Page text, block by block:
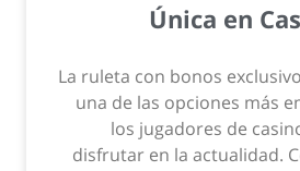
Única en
La ruleta con bonos
una de las opciones más
los jugadores de
disfrutar en la actualidad.